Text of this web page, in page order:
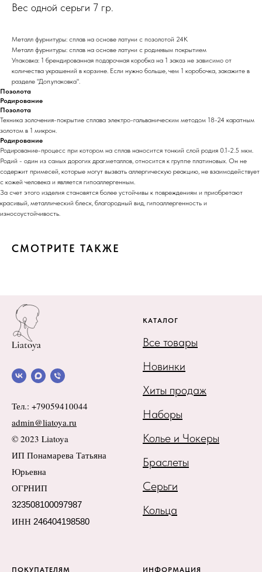
Вес одной серьги 7 гр.
Металл фурнитуры: сплав на основе латуни с позолотой 24К
Металл фурнитуры: сплав на основе латуни с родиевым покрытием
Упаковка: 1 брендированная подарочная коробка на 1 заказ не зависимо от
количества украшений в корзине. Если нужно больше, чем 1 коробочка, закажите в
разделе "Доп.упаковка".
Позолота
Родирование
Позолота
Техника золочения-покрытие сплава электро-гальваническим методом 18-24 каратным
золотом в 1 микрон.
Родирование
Родирование-процесс при котором на сплав наносится тонкий слой родия 0.1-2.5 мкм.
Родий - один из самых дорогих драг.металлов, относится к группе платиновых. Он не
содержит примесей, которые могут вызвать аллергическую реакцию, не взаимодействует
с кожей человека и является гипоаллергенным.
За счет этого изделия становятся более устойчивы к повреждениям и приобретают
красивый, металлический блеск, благородный вид, гипоаллергенность и
износоустойчивость.
СМОТРИТЕ ТАКЖЕ
Тел.: +79059410044
admin@liatoya.ru
© 2023 Liatoya
ИП Понамарева Татьяна
Юрьевна
ОГРНИП
323508100097987
ИНН 246404198580
КАТАЛОГ
Все товары
Новинки
Хиты продаж
Наборы
Колье и Чокеры
Браслеты
Серьги
Кольца
ПОКУПАТЕЛЯМ ИНФОРМАЦИЯ